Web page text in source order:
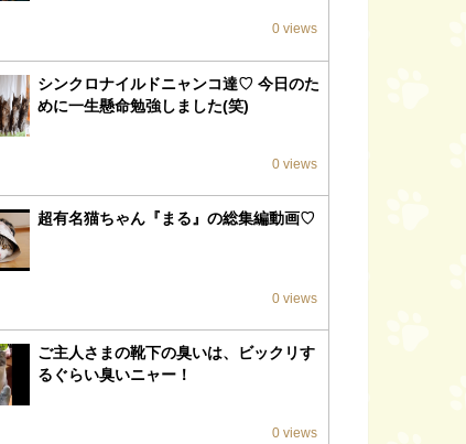
0 views
シンクロナイルドニャンコ達♡ 今日のた
めに一生懸命勉強しました(笑)
0 views
超有名猫ちゃん『まる』の総集編動画♡
0 views
ご主人さまの靴下の臭いは、ビックリす
るぐらい臭いニャー！
0 views